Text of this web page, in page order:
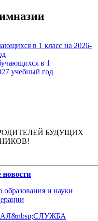
в 1 класс на 2026-
БУДУЩИХ
новости